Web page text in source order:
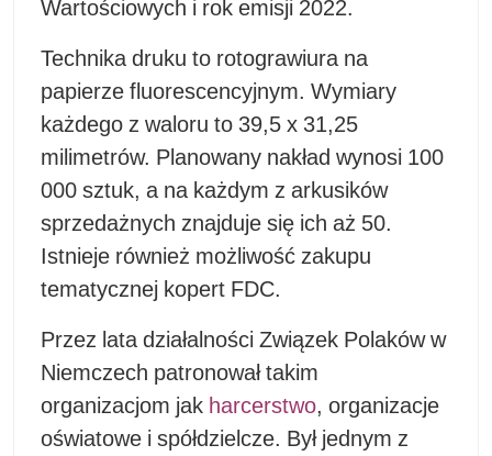
Wartościowych i rok emisji 2022.
Technika druku to rotograwiura na
papierze fluorescencyjnym. Wymiary
każdego z waloru to 39,5 x 31,25
milimetrów. Planowany nakład wynosi 100
000 sztuk, a na każdym z arkusików
sprzedażnych znajduje się ich aż 50.
Istnieje również możliwość zakupu
tematycznej kopert FDC.
Przez lata działalności Związek Polaków w
Niemczech patronował takim
organizacjom jak harcerstwo, organizacje
oświatowe i spółdzielcze. Był jednym z